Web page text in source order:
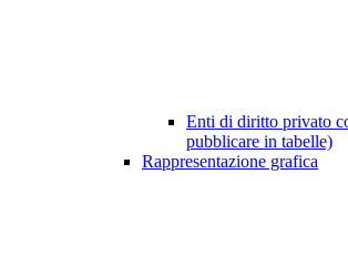
Enti di diritto privato
pubblicare in tabelle)
Rappresentazione grafica